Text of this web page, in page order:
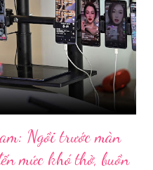
Ngồi trước màn
mức khó thở, buồn